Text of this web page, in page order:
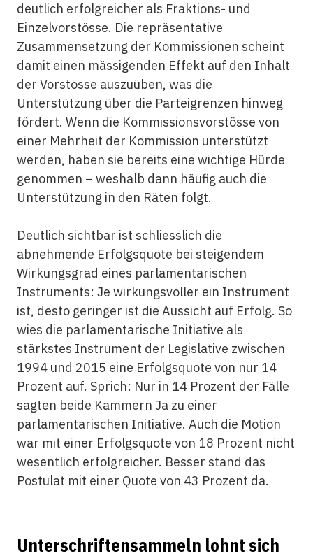
deutlich erfolgreicher als Fraktions- und
Einzelvorstösse. Die repräsentative
Zusammensetzung der Kommissionen scheint
damit einen mässigenden Effekt auf den Inhalt
der Vorstösse auszuüben, was die
Unterstützung über die Parteigrenzen hinweg
fördert. Wenn die Kommissionsvorstösse von
einer Mehrheit der Kommission unterstützt
werden, haben sie bereits eine wichtige Hürde
genommen – weshalb dann häufig auch die
Unterstützung in den Räten folgt.
Deutlich sichtbar ist schliesslich die
abnehmende Erfolgsquote bei steigendem
Wirkungsgrad eines parlamentarischen
Instruments: Je wirkungsvoller ein Instrument
ist, desto geringer ist die Aussicht auf Erfolg. So
wies die parlamentarische Initiative als
stärkstes Instrument der Legislative zwischen
1994 und 2015 eine Erfolgsquote von nur 14
Prozent auf. Sprich: Nur in 14 Prozent der Fälle
sagten beide Kammern Ja zu einer
parlamentarischen Initiative. Auch die Motion
war mit einer Erfolgsquote von 18 Prozent nicht
wesentlich erfolgreicher. Besser stand das
Postulat mit einer Quote von 43 Prozent da.
Unterschriftensammeln lohnt sich